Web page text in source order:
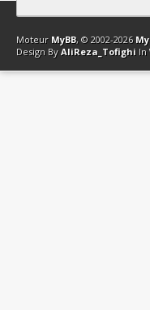
Contact Club Affiliation
Moteur MyBB, © 2002-2026
Design By AliReza_Tofighi In